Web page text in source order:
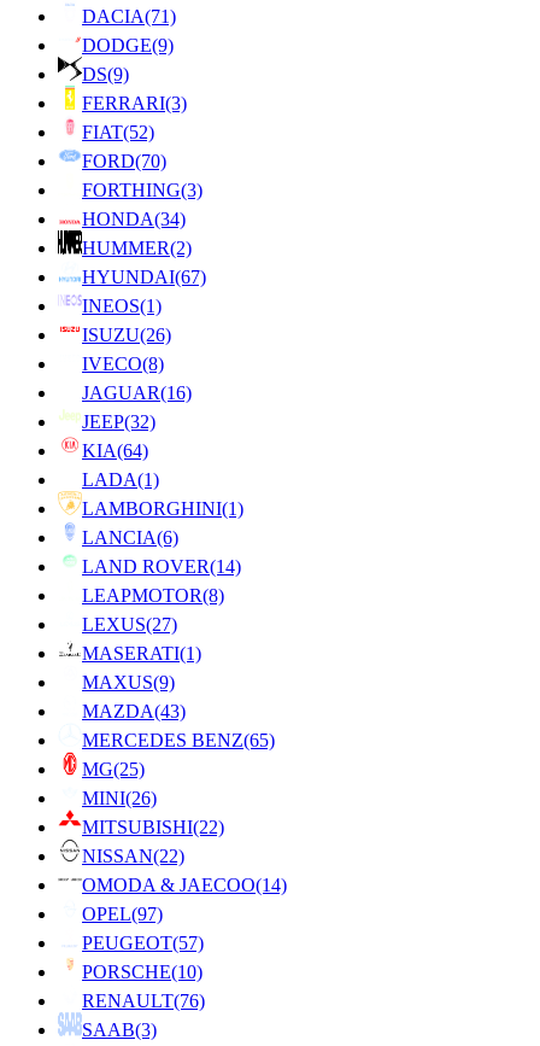
DACIA(71)
DODGE(9)
DS(9)
FERRARI(3)
FIAT(52)
FORD(70)
FORTHING(3)
HONDA(34)
HUMMER(2)
HYUNDAI(67)
INEOS(1)
ISUZU(26)
IVECO(8)
JAGUAR(16)
JEEP(32)
KIA(64)
LADA(1)
LAMBORGHINI(1)
LANCIA(6)
LAND ROVER(14)
LEAPMOTOR(8)
LEXUS(27)
MASERATI(1)
MAXUS(9)
MAZDA(43)
MERCEDES BENZ(65)
MG(25)
MINI(26)
MITSUBISHI(22)
NISSAN(22)
OMODA & JAECOO(14)
OPEL(97)
PEUGEOT(57)
PORSCHE(10)
RENAULT(76)
SAAB(3)